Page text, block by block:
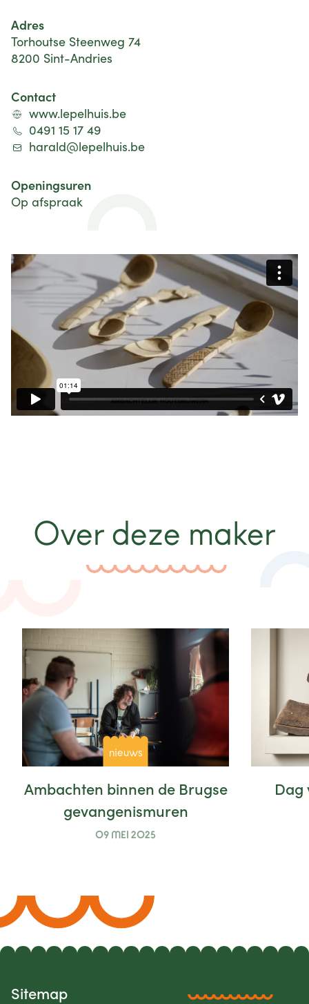
Adres
Torhoutse Steenweg 74
8200 Sint-Andries
Contact
www.lepelhuis.be
0491 15 17 49
harald@lepelhuis.be
Openingsuren
Op afspraak
Over deze maker
nieuws
Ambachten binnen de Brugse
gevangenismuren
09 MEI 2025
Dag
Sitemap